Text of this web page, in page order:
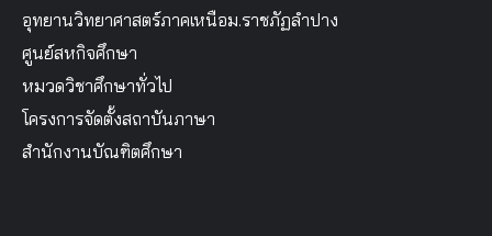
อุทยานวิทยาศาสตร์ภาคเหนือม.ราชภัฏลำปาง
ศูนย์สหกิจศึกษา
หมวดวิชาศึกษาทั่วไป
โครงการจัดตั้งสถาบันภาษา
สำนักงานบัณฑิตศึกษา